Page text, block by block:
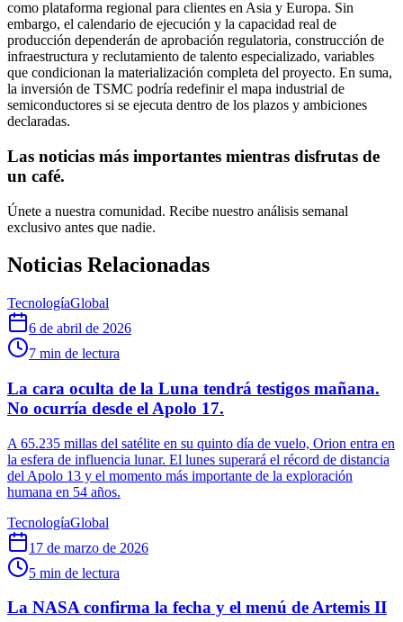
como plataforma regional para clientes en Asia y Europa. Sin
embargo, el calendario de ejecución y la capacidad real de
producción dependerán de aprobación regulatoria, construcción de
infraestructura y reclutamiento de talento especializado, variables
que condicionan la materialización completa del proyecto. En suma,
la inversión de TSMC podría redefinir el mapa industrial de
semiconductores si se ejecuta dentro de los plazos y ambiciones
declaradas.
Las noticias más importantes mientras disfrutas de
un café.
Únete a nuestra comunidad. Recibe nuestro análisis semanal
exclusivo antes que nadie.
Noticias Relacionadas
TecnologíaGlobal
6 de abril de 2026
7 min de lectura
La cara oculta de la Luna tendrá testigos mañana.
No ocurría desde el Apolo 17.
A 65.235 millas del satélite en su quinto día de vuelo, Orion entra en
la esfera de influencia lunar. El lunes superará el récord de distancia
del Apolo 13 y el momento más importante de la exploración
humana en 54 años.
TecnologíaGlobal
17 de marzo de 2026
5 min de lectura
La NASA confirma la fecha y el menú de Artemis II